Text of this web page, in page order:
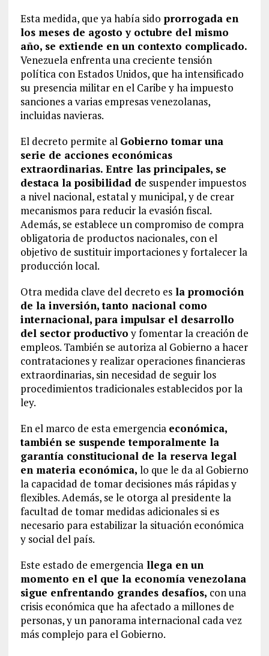
Esta medida, que ya había sido prorrogada en
los meses de agosto y octubre del mismo
año, se extiende en un contexto complicado.
Venezuela enfrenta una creciente tensión
política con Estados Unidos, que ha intensificado
su presencia militar en el Caribe y ha impuesto
sanciones a varias empresas venezolanas,
incluidas navieras.
El decreto permite al Gobierno tomar una
serie de acciones económicas
extraordinarias. Entre las principales, se
destaca la posibilidad de suspender impuestos
a nivel nacional, estatal y municipal, y de crear
mecanismos para reducir la evasión fiscal.
Además, se establece un compromiso de compra
obligatoria de productos nacionales, con el
objetivo de sustituir importaciones y fortalecer la
producción local.
Otra medida clave del decreto esla promoción
de la inversión, tanto nacional como
internacional, para impulsar el desarrollo
del sector productivoy fomentar la creación de
empleos. También se autoriza al Gobierno a hacer
contrataciones y realizar operaciones financieras
extraordinarias, sin necesidad de seguir los
procedimientos tradicionales establecidos por la
ley.
En el marco de esta emergencia económica,
también se suspende temporalmente la
garantía constitucional de la reserva legal
en materia económica, lo que le da al Gobierno
la capacidad de tomar decisiones más rápidas y
flexibles. Además, se le otorga al presidente la
facultad de tomar medidas adicionales si es
necesario para estabilizar la situación económica
y social del país.
Este estado de emergenciallega en un
momento en el que la economía venezolana
sigue enfrentando grandes desafíos, con una
crisis económica que ha afectado a millones de
personas, y un panorama internacional cada vez
más complejo para el Gobierno.